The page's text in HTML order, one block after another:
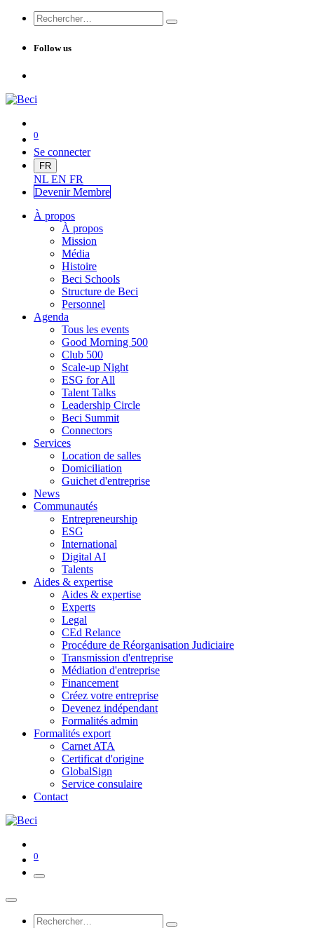
Follow us
0
Se connecter
FR
NL EN FR
Devenir Membre
À propos
À propos
Mission
Média
Histoire
Beci Schools
Structure de Beci
Personnel
Agenda
Tous les events
Good Morning 500
Club 500
Scale-up Night
ESG for All
Talent Talks
Leadership Circle
Beci Summit
Connectors
Services
Location de salles
Domiciliation
Guichet d'entreprise
News
Communautés
Entrepreneurship
ESG
International
Digital AI
Talents
Aides & expertise
Aides & expertise
Experts
Legal
CEd Relance
Procédure de Réorganisation Judiciaire
Transmission d'entreprise
Médiation d'entreprise
Financement
Créez votre entreprise
Devenez indépendant
Formalités admin
Formalités export
Carnet ATA
Certificat d'origine
GlobalSign
Service consulaire
Contact
0